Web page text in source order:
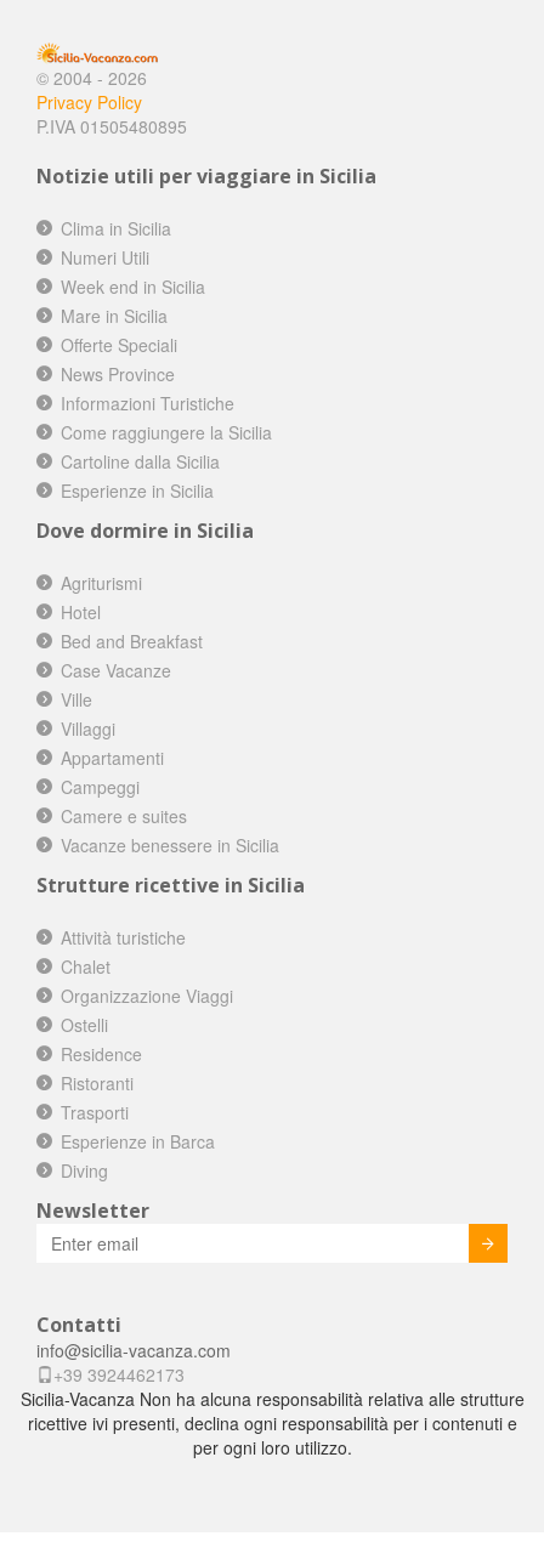
© 2004 - 2026
Privacy Policy
P.IVA 01505480895
Notizie utili per viaggiare in Sicilia
Clima in Sicilia
Numeri Utili
Week end in Sicilia
Mare in Sicilia
Offerte Speciali
News Province
Informazioni Turistiche
Come raggiungere la Sicilia
Cartoline dalla Sicilia
Esperienze in Sicilia
Dove dormire in Sicilia
Agriturismi
Hotel
Bed and Breakfast
Case Vacanze
Ville
Villaggi
Appartamenti
Campeggi
Camere e suites
Vacanze benessere in Sicilia
Strutture ricettive in Sicilia
Attività turistiche
Chalet
Organizzazione Viaggi
Ostelli
Residence
Ristoranti
Trasporti
Esperienze in Barca
Diving
Newsletter
Contatti
info@sicilia-vacanza.com
+39 3924462173
Sicilia-Vacanza Non ha alcuna responsabilità relativa alle strutture
ricettive ivi presenti, declina ogni responsabilità per i contenuti e
per ogni loro utilizzo.